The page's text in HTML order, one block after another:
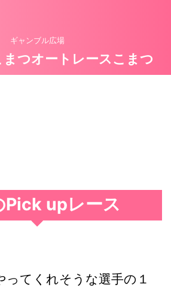
ギャンブル広場
つオートレースこまつ
Pick upレース
てくれそうな選手の１